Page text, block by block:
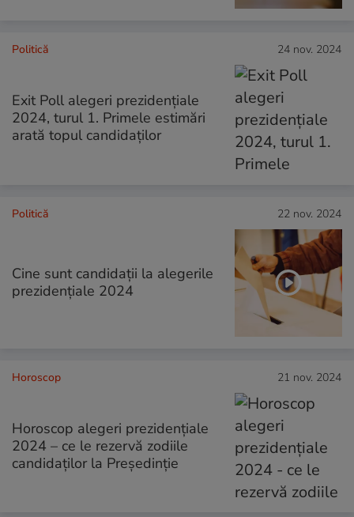
Politică 24 nov. 2024
Exit Poll alegeri prezidenţiale
2024, turul 1. Primele estimări
arată topul candidaților
Politică 22 nov. 2024
Cine sunt candidaţii la alegerile
prezidenţiale 2024
Horoscop 21 nov. 2024
Horoscop alegeri prezidențiale
2024 – ce le rezervă zodiile
candidaților la Președinție